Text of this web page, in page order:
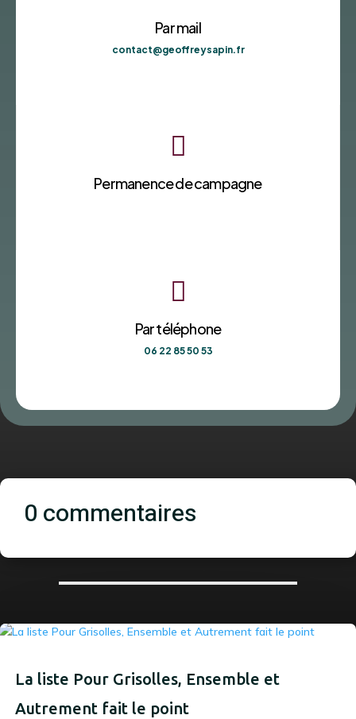
Par mail
contact@geoffreysapin.fr

Permanence de campagne

Par téléphone
06 22 85 50 53
0 commentaires
La liste Pour Grisolles, Ensemble et
Autrement fait le point